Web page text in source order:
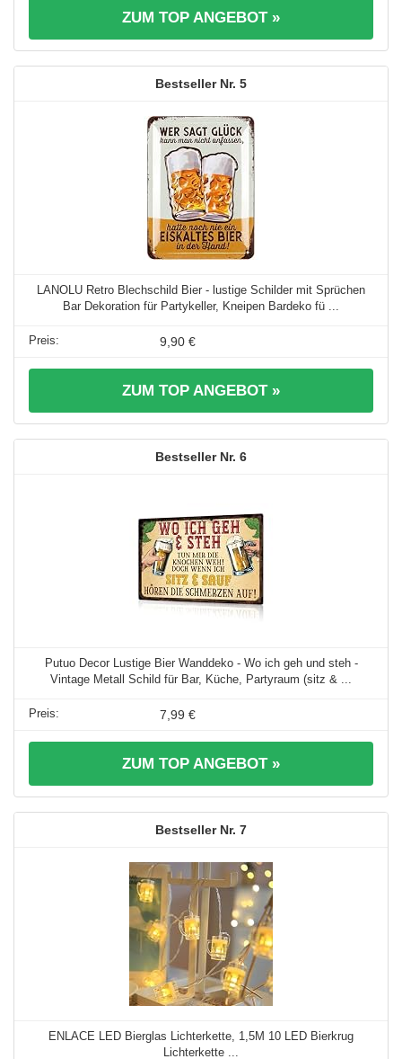
ZUM TOP ANGEBOT »
5
LANOLU Retro Blechschild Bier - lustige Schilder mit Sprüchen
Bar Dekoration für Partykeller, Kneipen Bardeko fü ...
9,90 €
ZUM TOP ANGEBOT »
6
Putuo Decor Lustige Bier Wanddeko - Wo ich geh und steh -
Vintage Metall Schild für Bar, Küche, Partyraum (sitz & ...
7,99 €
ZUM TOP ANGEBOT »
7
ENLACE LED Bierglas Lichterkette, 1,5M 10 LED Bierkrug
Lichterkette ...